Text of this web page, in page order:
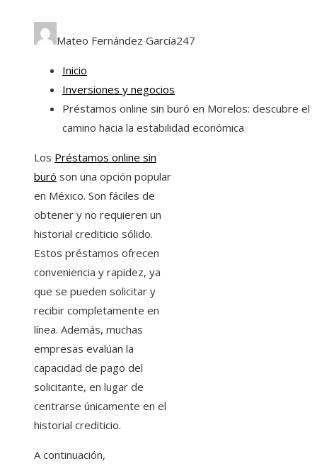
Mateo Fernández García247
Inicio
Inversiones y negocios
Préstamos online sin buró en Morelos: descubre el
camino hacia la estabilidad económica
Los Préstamos online sin
buró son una opción popular
en México. Son fáciles de
obtener y no requieren un
historial crediticio sólido.
Estos préstamos ofrecen
conveniencia y rapidez, ya
que se pueden solicitar y
recibir completamente en
línea. Además, muchas
empresas evalúan la
capacidad de pago del
solicitante, en lugar de
centrarse únicamente en el
historial crediticio.
A continuación,